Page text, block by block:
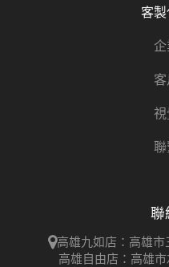
客
視
聯
聯
高雄九如店：高雄市
高雄自由店：高雄